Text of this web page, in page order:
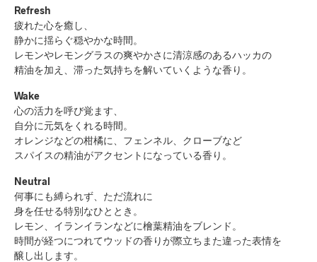
Refresh
疲れた心を癒し、
静かに揺らぐ穏やかな時間。
レモンやレモングラスの爽やかさに清涼感のあるハッカの
精油を加え、滞った気持ちを解いていくような香り。
Wake
心の活力を呼び覚ます、
自分に元気をくれる時間。
オレンジなどの柑橘に、フェンネル、クローブなど
スパイスの精油がアクセントになっている香り。
Neutral
何事にも縛られず、ただ流れに
身を任せる特別なひととき。
レモン、イランイランなどに檜葉精油をブレンド。
時間が経つにつれてウッドの香りが際立ちまた違った表情を
醸し出します。